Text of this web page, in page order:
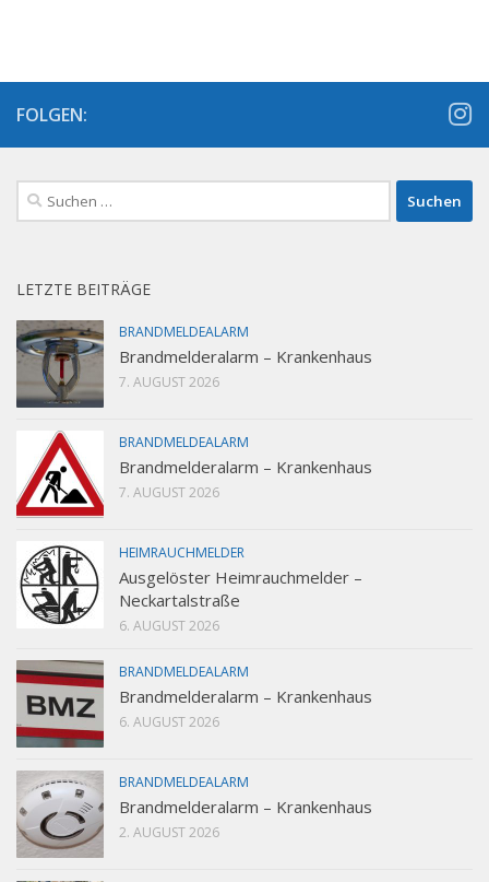
FOLGEN:
Suchen
nach:
LETZTE BEITRÄGE
BRANDMELDEALARM
Brandmelderalarm – Krankenhaus
7. AUGUST 2026
BRANDMELDEALARM
Brandmelderalarm – Krankenhaus
7. AUGUST 2026
HEIMRAUCHMELDER
Ausgelöster Heimrauchmelder –
Neckartalstraße
6. AUGUST 2026
BRANDMELDEALARM
Brandmelderalarm – Krankenhaus
6. AUGUST 2026
BRANDMELDEALARM
Brandmelderalarm – Krankenhaus
2. AUGUST 2026